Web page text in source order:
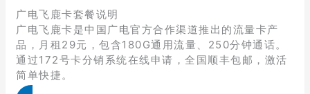
广电飞鹿卡套餐说明
广电飞鹿卡是中国广电官方合作渠道推出的流量卡产
品，月租29元，包含180G通用流量、250分钟通话。
通过172号卡分销系统在线申请，全国顺丰包邮，激活
简单快捷。